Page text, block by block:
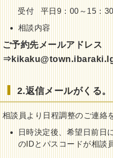
受付 平日9：00～15：30
相談内容
ご予約先メールアドレス
2.返信メールがくる。
相談員より日程調整のご連絡
日時決定後、希望日前日
のIDとパスコードが相談